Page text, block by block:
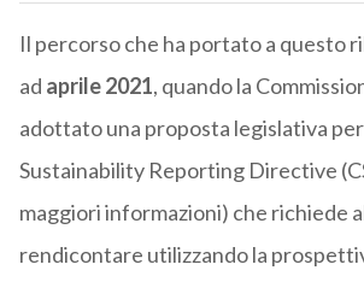
Il percorso che ha portato a questo
ad aprile 2021, quando la
adottato una proposta legislativa
Sustainability Reporting Directive
maggiori informazioni) che richiede
rendicontare utilizzando la